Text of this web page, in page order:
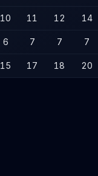
10 11 12 14
6 7 7 7
15 17 18 20